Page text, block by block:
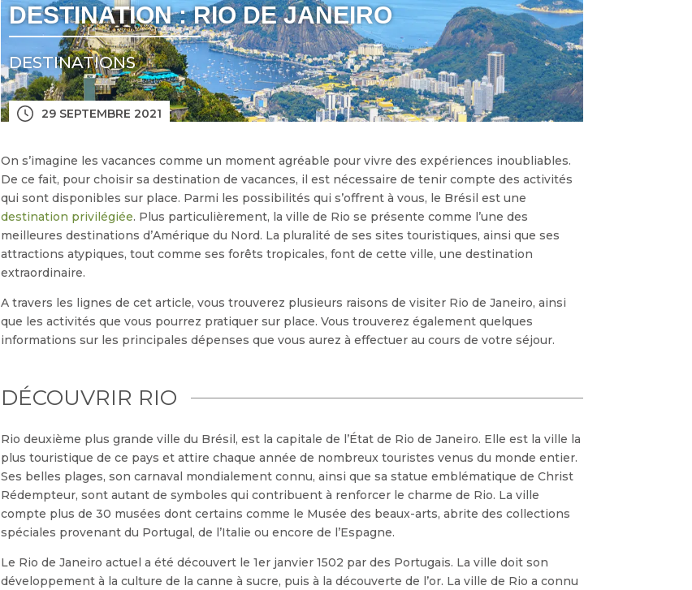
DESTINATION : RIO DE JANEIRO
DESTINATIONS
29 SEPTEMBRE 2021
On s’imagine les vacances comme un moment agréable pour vivre des expériences inoubliables.
De ce fait, pour choisir sa destination de vacances, il est nécessaire de tenir compte des activités
qui sont disponibles sur place. Parmi les possibilités qui s’offrent à vous, le Brésil est une
destination privilégiée. Plus particulièrement, la ville de Rio se présente comme l’une des
meilleures destinations d’Amérique du Nord. La pluralité de ses sites touristiques, ainsi que ses
attractions atypiques, tout comme ses forêts tropicales, font de cette ville, une destination
extraordinaire.
A travers les lignes de cet article, vous trouverez plusieurs raisons de visiter Rio de Janeiro, ainsi
que les activités que vous pourrez pratiquer sur place. Vous trouverez également quelques
informations sur les principales dépenses que vous aurez à effectuer au cours de votre séjour.
DÉCOUVRIR RIO
Rio deuxième plus grande ville du Brésil, est la capitale de l’État de Rio de Janeiro. Elle est la ville la
plus touristique de ce pays et attire chaque année de nombreux touristes venus du monde entier.
Ses belles plages, son carnaval mondialement connu, ainsi que sa statue emblématique de Christ
Rédempteur, sont autant de symboles qui contribuent à renforcer le charme de Rio. La ville
compte plus de 30 musées dont certains comme le Musée des beaux-arts, abrite des collections
spéciales provenant du Portugal, de l’Italie ou encore de l’Espagne.
Le Rio de Janeiro actuel a été découvert le 1er janvier 1502 par des Portugais. La ville doit son
développement à la culture de la canne à sucre, puis à la découverte de l’or. La ville de Rio a connu